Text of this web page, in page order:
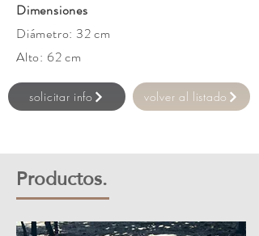
Dimensiones
Diámetro: 32 cm
Alto: 62 cm
solicitar info volver al listado
​Productos.